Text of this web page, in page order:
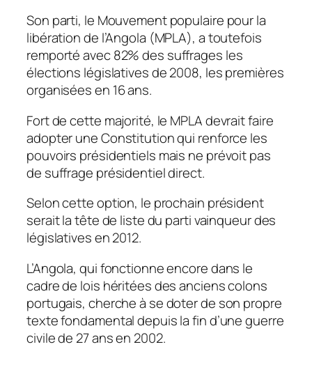
Son parti, le Mouvement populaire pour la
libération de l’Angola (MPLA), a toutefois
remporté avec 82% des suffrages les
élections législatives de 2008, les premières
organisées en 16 ans.
Fort de cette majorité, le MPLA devrait faire
adopter une Constitution qui renforce les
pouvoirs présidentiels mais ne prévoit pas
de suffrage présidentiel direct.
Selon cette option, le prochain président
serait la tête de liste du parti vainqueur des
législatives en 2012.
L’Angola, qui fonctionne encore dans le
cadre de lois héritées des anciens colons
portugais, cherche à se doter de son propre
texte fondamental depuis la fin d’une guerre
civile de 27 ans en 2002.